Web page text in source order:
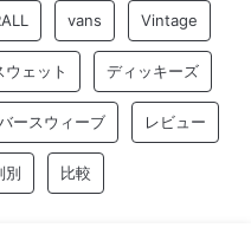
vans Vintage
ウェット ディッキーズ
ースウィーブ レビュー
別 比較